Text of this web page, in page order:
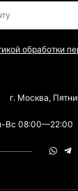
обработки
г. Москва,
Вс 08:00—22:00